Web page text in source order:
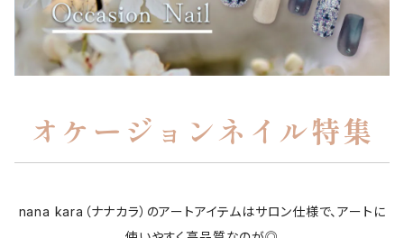
オケージョンネイル特集
nana kara（ナナカラ）のアートアイテムはサロン仕様で、アートに